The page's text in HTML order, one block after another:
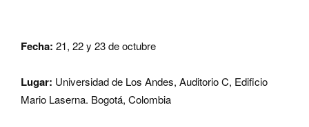
Fecha: 21, 22 y 23 de octubre
Lugar: Universidad de Los Andes, Auditorio C, Edificio
Mario Laserna. Bogotá, Colombia